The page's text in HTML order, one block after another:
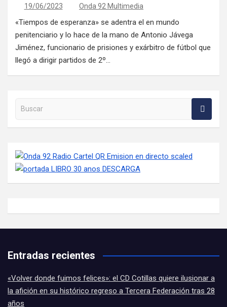
19/06/2023 Onda 92 Multimedia
«Tiempos de esperanza» se adentra el en mundo
penitenciario y lo hace de la mano de Antonio Jávega
Jiménez, funcionario de prisiones y exárbitro de fútbol que
llegó a dirigir partidos de 2º…
Buscar en la web
Entradas recientes
«Volver donde fuimos felices»: el CD Cotillas quiere ilusionar a
la afición en su histórico regreso a Tercera Federación tras 28
años